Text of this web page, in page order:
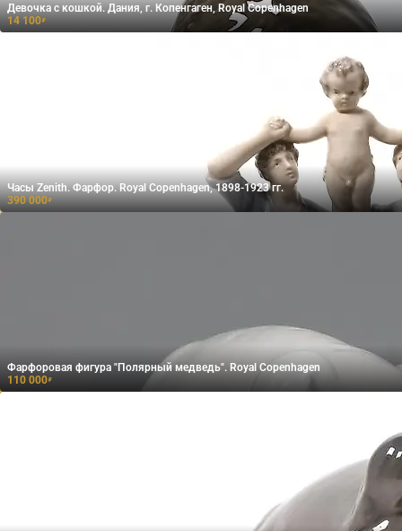
Девочка с кошкой. Дания, г. Копенгаген, Royal Copenhagen
14 100₽
Часы Zenith. Фарфор. Royal Copenhagen, 1898-1923 гг.
390 000₽
Фарфоровая фигура "Полярный медведь". Royal Copenhagen
110 000₽